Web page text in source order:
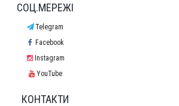
СОЦ.МЕРЕЖІ
Telegram
Facebook
Instagram
YouTube
КОНТАКТИ